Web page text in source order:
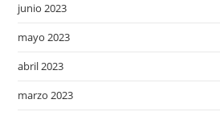
junio 2023
mayo 2023
abril 2023
marzo 2023